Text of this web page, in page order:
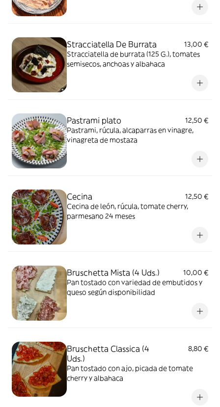
Stracciatella De Burrata
13,00 €
Stracciatella de burrata (125 G.), tomates
semisecos, anchoas y albahaca
Pastrami plato
12,50 €
Pastrami, rúcula, alcaparras en vinagre,
vinagreta de mostaza
Cecina
12,50 €
Cecina de león, rúcula, tomate cherry,
parmesano 24 meses
Bruschetta Mista (4 Uds.)
10,00 €
Pan tostado con variedad de embutidos y
queso según disponibilidad
Bruschetta Classica (4
Uds.)
8,80 €
Pan tostado con ajo, picada de tomate
cherry y albahaca